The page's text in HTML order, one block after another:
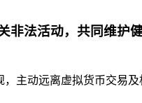
非法活动，共同维
主动远离虚拟货币交易